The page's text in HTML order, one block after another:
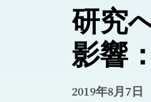
研究
影響
2019年8月7日